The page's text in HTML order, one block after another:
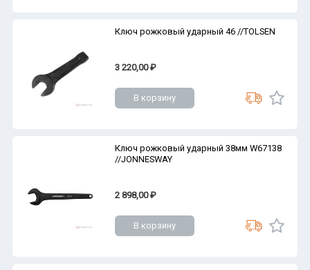
Ключ рожковый ударный 46 //TOLSEN
3 220,00 ₽
В корзину
Ключ рожковый ударный 38мм W67138
//JONNESWAY
2 898,00 ₽
В корзину